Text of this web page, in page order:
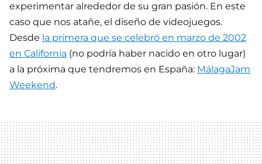
experimentar alrededor de su gran pasión. En este
caso que nos atañe, el diseño de videojuegos.
Desde la primera que se celebró en marzo de 2002
en California (no podría haber nacido en otro lugar)
a la próxima que tendremos en España: MálagaJam
Weekend.